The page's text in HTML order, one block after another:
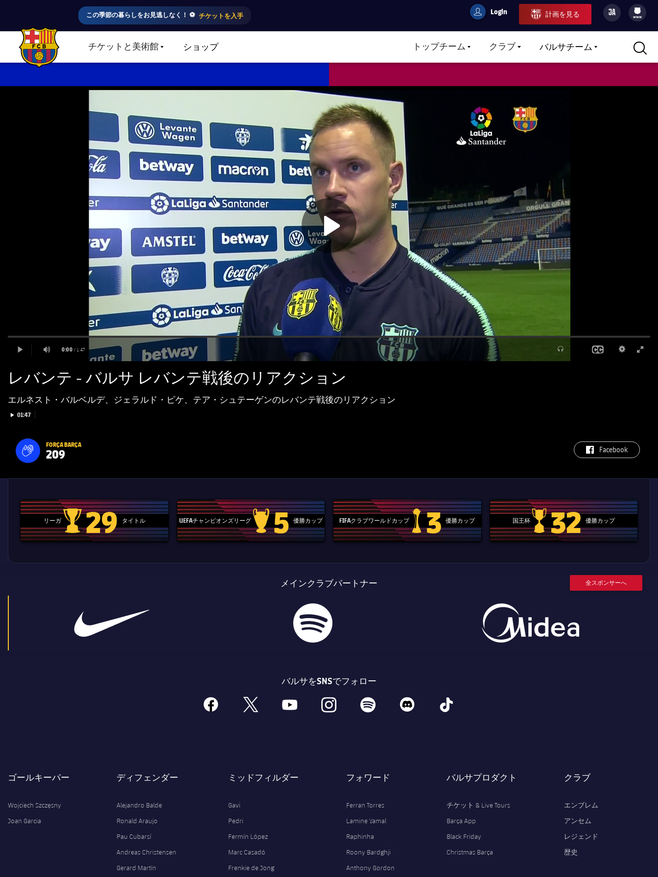
この季節の暮らしをお見逃しなく！ ⚽️ チケットを入手 userCulers
Login 計画を見る JA
filled-badge
www
FC Barcelona club badge チケットと美術館LABEL.SHARE.CARETDOWNショップ トップチームLABEL.ARIA.CARETDOWN
クラブLABEL.ARIA.CARETDOWN
バルサチームLABEL.ARIA.CARETDOWN
レバンテ - バルサ レバンテ戦後のリアクション
エルネスト・バルベルデ、ジェラルド・ピケ、テア・シュテーゲンのレバンテ戦後のリアクション
Play video
01:47
Força Barça
label.aria.forcabarca
FORÇA BARÇA
label.aria.fire
209 label.aria.facebook
Facebook
リーガ
La Liga trophy
29 タイトル UEFAチャンピオンズリーグ
Champions League trophy
5 優勝カップ FIFAクラブワールドカップ
label.aria.clubworldcup
3 優勝カップ 国王杯
国王杯
32 優勝カップ
メインクラブパートナー 全スポンサーへ
バルサをSNSでフォロー
facebook x youtube instagram spotify discord tiktok
ゴールキーパー
Wojciech Szczęsny
Joan Garcia
ディフェンダー
Alejandro Balde
Ronald Araujo
Pau Cubarsí
Andreas Christensen
Gerard Martín
ミッドフィルダー
Gavi
Pedri
Fermín López
Marc Casadó
Frenkie de Jong
フォワード
Ferran Torres
Lamine Yamal
Raphinha
Roony Bardghji
Anthony Gordon
バルサプロダクト
チケット & Live Tours
Barça App
Black Friday
Christmas Barça
クラブ
エンブレム
アンセム
レジェンド
歴史